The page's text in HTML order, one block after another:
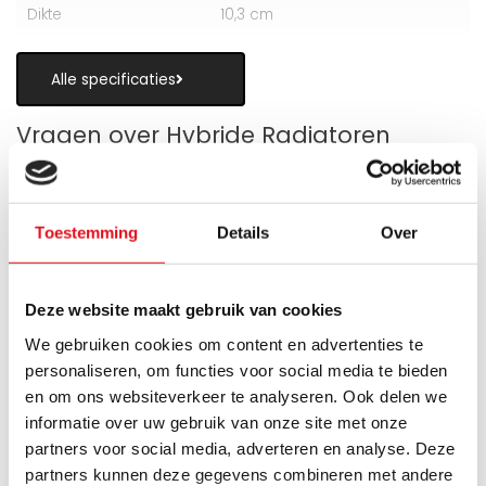
Toestemming Details Over
Deze website maakt gebruik van cookies
We gebruiken cookies om content en advertenties te
personaliseren, om functies voor social media te bieden
en om ons websiteverkeer te analyseren. Ook delen we
informatie over uw gebruik van onze site met onze
partners voor social media, adverteren en analyse. Deze
partners kunnen deze gegevens combineren met andere
Dikte 10,3 cm
Alle specificaties
Vragen over Hybride Radiatoren
als alternatief voor vloerverwarming?
Wanneer zijn de warmteboosters het
meest nuttig?
Wat is technisch gezien een hybride
paneelradiator?